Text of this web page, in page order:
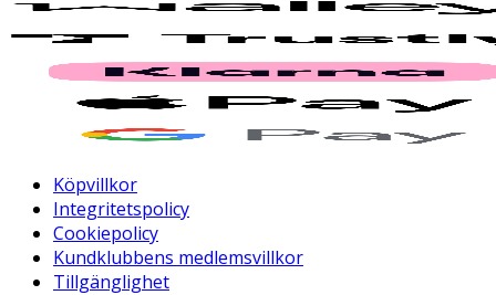
Köpvillkor
Integritetspolicy
Cookiepolicy
Kundklubbens medlemsvillkor
Tillgänglighet